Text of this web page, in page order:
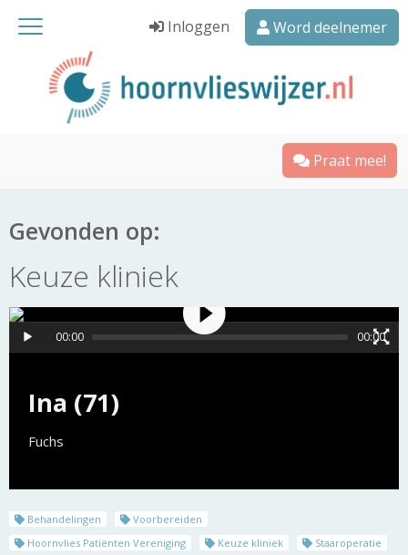
Inloggen Word deelnemer
Praat mee!
Gevonden op:
Keuze kliniek
Ina (71)
Fuchs
00:00 00:00
Behandelingen
Voorbereiden
Hoornvlies Patiënten Vereniging
Keuze kliniek
Staaroperatie